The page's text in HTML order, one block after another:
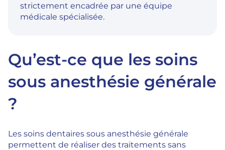
strictement encadrée par une équipe
médicale spécialisée.
Qu’est-ce que les soins
sous anesthésie générale
?
Les soins dentaires sous anesthésie générale
permettent de réaliser des traitements sans